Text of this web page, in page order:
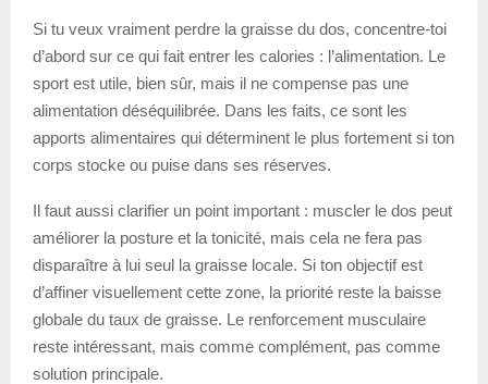
Si tu veux vraiment perdre la graisse du dos, concentre-toi
d’abord sur ce qui fait entrer les calories : l’alimentation. Le
sport est utile, bien sûr, mais il ne compense pas une
alimentation déséquilibrée. Dans les faits, ce sont les
apports alimentaires qui déterminent le plus fortement si ton
corps stocke ou puise dans ses réserves.
Il faut aussi clarifier un point important : muscler le dos peut
améliorer la posture et la tonicité, mais cela ne fera pas
disparaître à lui seul la graisse locale. Si ton objectif est
d’affiner visuellement cette zone, la priorité reste la baisse
globale du taux de graisse. Le renforcement musculaire
reste intéressant, mais comme complément, pas comme
solution principale.